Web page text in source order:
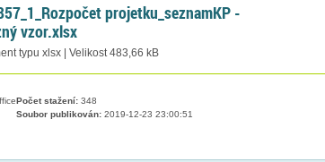
projetku_seznamKP -
vzor.xlsx
typu xlsx | Velikost 483,66 kB
Počet stažení: 348
Soubor publikován: 2019-12-23 23:00:51